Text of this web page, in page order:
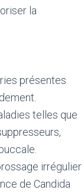
la
présentes
telles que
irrégulier
de Candida